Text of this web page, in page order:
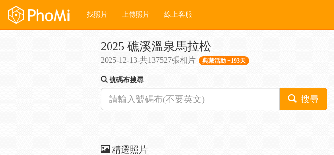
找照片 上傳照片 線上客服
2025 礁溪溫泉馬拉松
2025-12-13-共137527張相片 典藏活動 +193天
號碼布搜尋
搜尋
精選照片